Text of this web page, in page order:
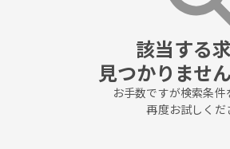
該当する
見つかりませ
お手数ですが検索条
再度お試しくだ